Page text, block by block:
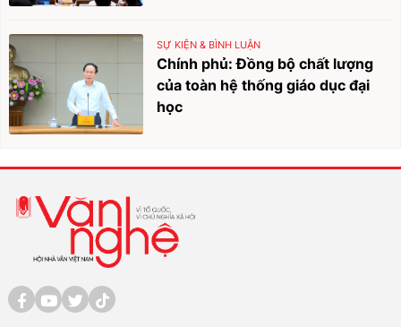
SỰ KIỆN & BÌNH LUẬN
Chính phủ: Đồng bộ chất lượng
của toàn hệ thống giáo dục đại
học